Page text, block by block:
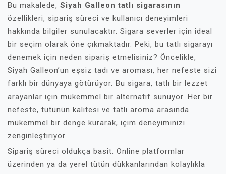
Bu makalede, Siyah Galleon tatlı sigarasının
özellikleri, sipariş süreci ve kullanıcı deneyimleri
hakkında bilgiler sunulacaktır. Sigara severler için ideal
bir seçim olarak öne çıkmaktadır. Peki, bu tatlı sigarayı
denemek için neden sipariş etmelisiniz? Öncelikle,
Siyah Galleon’un eşsiz tadı ve aroması, her nefeste sizi
farklı bir dünyaya götürüyor. Bu sigara, tatlı bir lezzet
arayanlar için mükemmel bir alternatif sunuyor. Her bir
nefeste, tütünün kalitesi ve tatlı aroma arasında
mükemmel bir denge kurarak, içim deneyiminizi
zenginleştiriyor.
Sipariş süreci oldukça basit. Online platformlar
üzerinden ya da yerel tütün dükkanlarından kolaylıkla